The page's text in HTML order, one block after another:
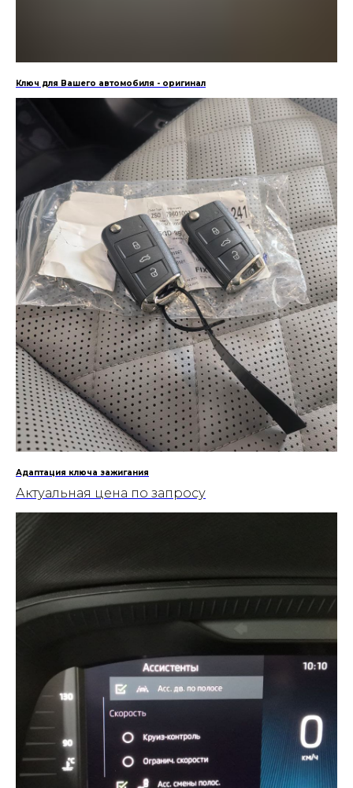
Ключ для Вашего автомобиля - оригинал
Адаптация ключа зажигания
Актуальная цена по запросу